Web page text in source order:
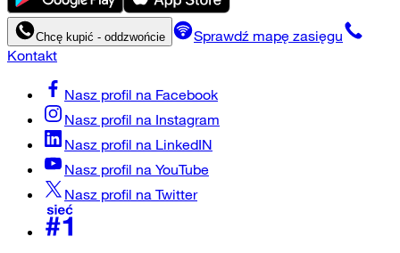
Chcę kupić - oddzwońcie
Sprawdź mapę zasięgu
Kontakt
Nasz profil na Facebook
Nasz profil na Instagram
Nasz profil na LinkedIN
Nasz profil na YouTube
Nasz profil na Twitter